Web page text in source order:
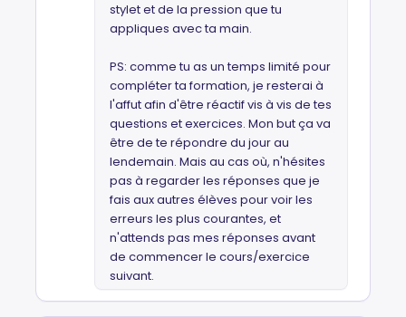
stylet et de la pression que tu
appliques avec ta main.
PS: comme tu as un temps limité pour
compléter ta formation, je resterai à
l'affut afin d'être réactif vis à vis de tes
questions et exercices. Mon but ça va
être de te répondre du jour au
lendemain. Mais au cas où, n'hésites
pas à regarder les réponses que je
fais aux autres élèves pour voir les
erreurs les plus courantes, et
n'attends pas mes réponses avant
de commencer le cours/exercice
suivant.